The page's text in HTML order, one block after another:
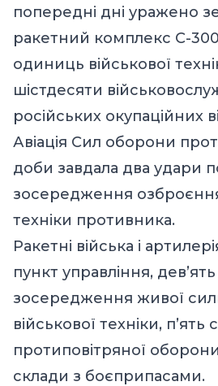
попередні дні уражено
ракетний комплекс С-
одиниць військової
шістдесяти
російських окупаційних
Авіація Сил оборони
доби завдала два удари
зосередження озброєння
техніки противника.
Ракетні війська і
пункт управління,
зосередження живої
військової техніки, п’ять
протиповітряної
склади з боєприпасами.